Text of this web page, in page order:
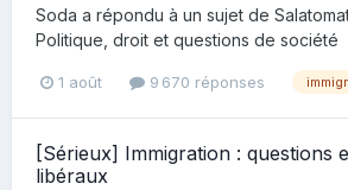
Soda a répondu à un sujet de
Politique, droit et questions de société
1 août 9 670 réponses
[Sérieux] Immigration : questions
libéraux